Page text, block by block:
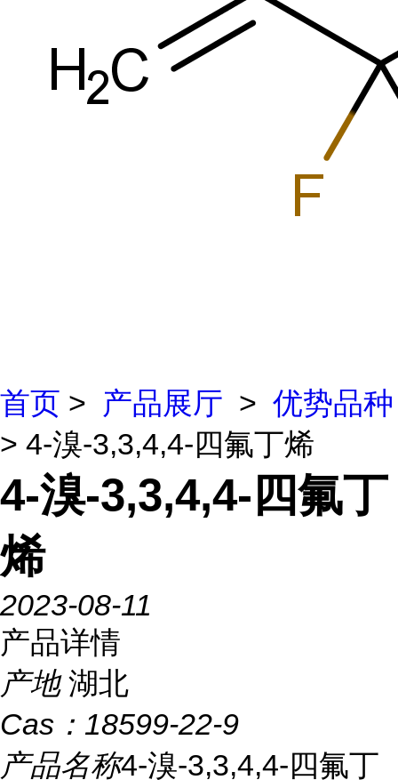
首页 > 产品展厅 > 优势品种
> 4-溴-3,3,4,4-四氟丁烯
4-溴-3,3,4,4-四氟丁
烯
2023-08-11
产品详情
产地 湖北
Cas： 18599-22-9
产品名称4-溴-3,3,4,4-四氟丁